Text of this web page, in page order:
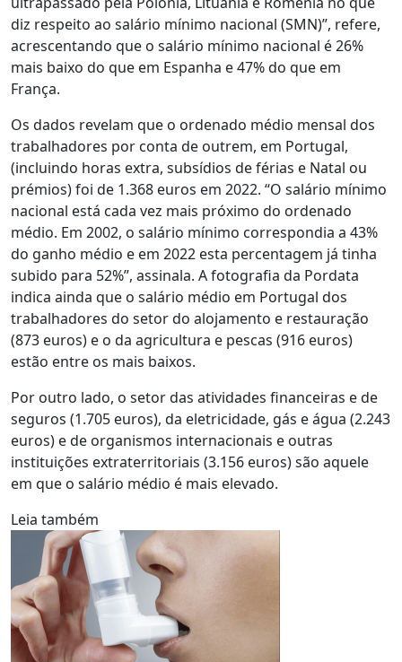
diz respeito ao salário mínimo nacional (SMN)”, refere,
acrescentando que o salário mínimo nacional é 26%
mais baixo do que em Espanha e 47% do que em
França.
Os dados revelam que o ordenado médio mensal dos
trabalhadores por conta de outrem, em Portugal,
(incluindo horas extra, subsídios de férias e Natal ou
prémios) foi de 1.368 euros em 2022. “O salário mínimo
nacional está cada vez mais próximo do ordenado
médio. Em 2002, o salário mínimo correspondia a 43%
do ganho médio e em 2022 esta percentagem já tinha
subido para 52%”, assinala. A fotografia da Pordata
indica ainda que o salário médio em Portugal dos
trabalhadores do setor do alojamento e restauração
(873 euros) e o da agricultura e pescas (916 euros)
estão entre os mais baixos.
Por outro lado, o setor das atividades financeiras e de
seguros (1.705 euros), da eletricidade, gás e água (2.243
euros) e de organismos internacionais e outras
instituições extraterritoriais (3.156 euros) são aquele
em que o salário médio é mais elevado.
Leia também